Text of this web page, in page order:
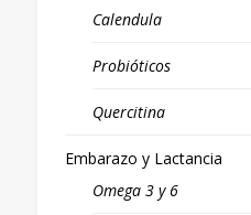
Calendula
Probióticos
Quercitina
Embarazo y Lactancia
Omega 3 y 6